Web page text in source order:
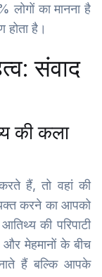
लोगों का मानना है
होता है।
संवाद
की कला
हैं, तो वहां की
करने का आपको
की परिपाटी
और मेहमानों के बीच
हैं बल्कि आपके